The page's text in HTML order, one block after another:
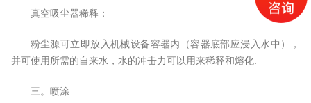
真空吸尘器稀释：
粉尘源可立即放入机械设备容器内（容器底部应浸入水中），
并可使用所需的自来水，水的冲击力可以用来稀释和熔化.
三。喷涂